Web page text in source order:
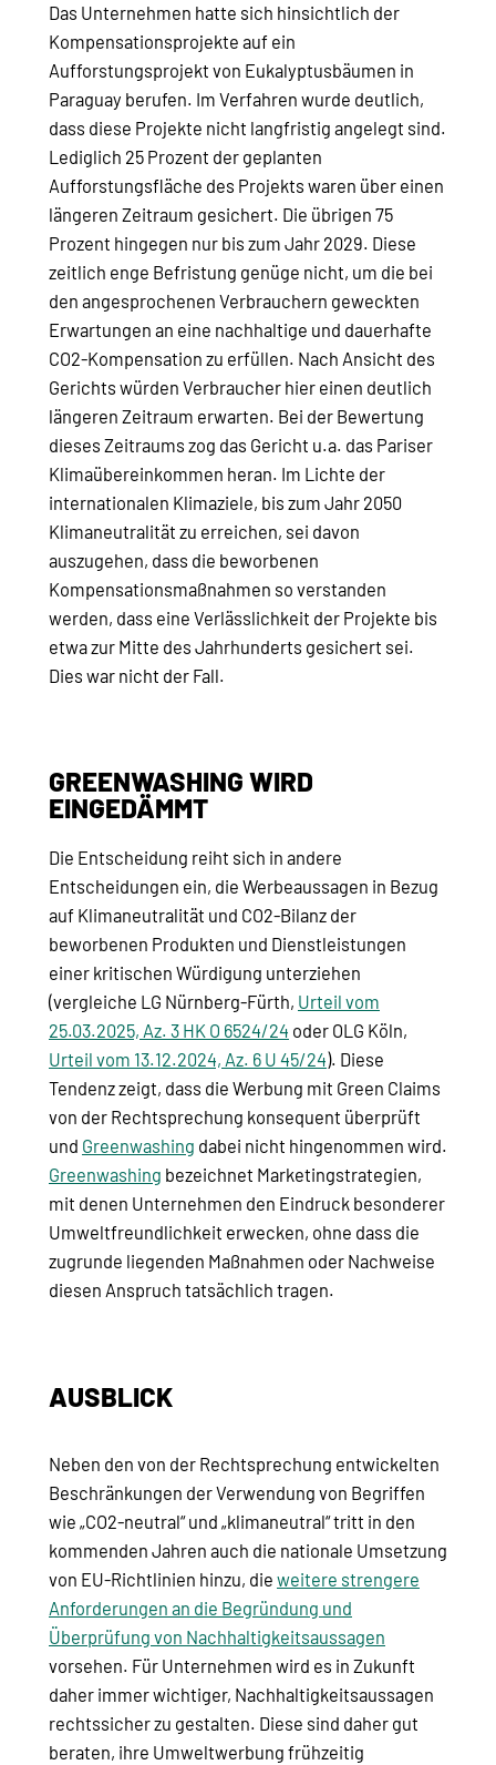
Das Unternehmen hatte sich hinsichtlich der
Kompensationsprojekte auf ein
Aufforstungsprojekt von Eukalyptusbäumen in
Paraguay berufen. Im Verfahren wurde deutlich,
dass diese Projekte nicht langfristig angelegt sind.
Lediglich 25 Prozent der geplanten
Aufforstungsfläche des Projekts waren über einen
längeren Zeitraum gesichert. Die übrigen 75
Prozent hingegen nur bis zum Jahr 2029. Diese
zeitlich enge Befristung genüge nicht, um die bei
den angesprochenen Verbrauchern geweckten
Erwartungen an eine nachhaltige und dauerhafte
CO2-Kompensation zu erfüllen. Nach Ansicht des
Gerichts würden Verbraucher hier einen deutlich
längeren Zeitraum erwarten. Bei der Bewertung
dieses Zeitraums zog das Gericht u.a. das Pariser
Klimaübereinkommen heran. Im Lichte der
internationalen Klimaziele, bis zum Jahr 2050
Klimaneutralität zu erreichen, sei davon
auszugehen, dass die beworbenen
Kompensationsmaßnahmen so verstanden
werden, dass eine Verlässlichkeit der Projekte bis
etwa zur Mitte des Jahrhunderts gesichert sei.
Dies war nicht der Fall.
GREENWASHING WIRD
EINGEDÄMMT
Die Entscheidung reiht sich in andere
Entscheidungen ein, die Werbeaussagen in Bezug
auf Klimaneutralität und CO2-Bilanz der
beworbenen Produkten und Dienstleistungen
einer kritischen Würdigung unterziehen
(vergleiche LG Nürnberg-Fürth, Urteil vom
25.03.2025, Az. 3 HK O 6524/24 oder OLG Köln,
Urteil vom 13.12.2024, Az. 6 U 45/24). Diese
Tendenz zeigt, dass die Werbung mit Green Claims
von der Rechtsprechung konsequent überprüft
und Greenwashing dabei nicht hingenommen wird.
Greenwashing bezeichnet Marketingstrategien,
mit denen Unternehmen den Eindruck besonderer
Umweltfreundlichkeit erwecken, ohne dass die
zugrunde liegenden Maßnahmen oder Nachweise
diesen Anspruch tatsächlich tragen.
AUSBLICK
Neben den von der Rechtsprechung entwickelten
Beschränkungen der Verwendung von Begriffen
wie „CO2-neutral“ und „klimaneutral“ tritt in den
kommenden Jahren auch die nationale Umsetzung
von EU-Richtlinien hinzu, die weitere strengere
Anforderungen an die Begründung und
Überprüfung von Nachhaltigkeitsaussagen
vorsehen. Für Unternehmen wird es in Zukunft
daher immer wichtiger, Nachhaltigkeitsaussagen
rechtssicher zu gestalten. Diese sind daher gut
beraten, ihre Umweltwerbung frühzeitig